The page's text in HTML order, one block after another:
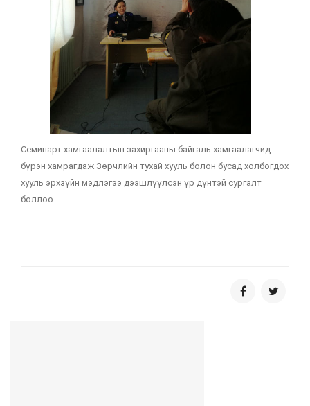
Семинарт хамгаалалтын захиргааны байгаль хамгаалагчид
бүрэн хамрагдаж Зөрчлийн тухай хууль болон бусад холбогдох
хууль эрхзүйн мэдлэгээ дээшлүүлсэн үр дүнтэй сургалт
боллоо.